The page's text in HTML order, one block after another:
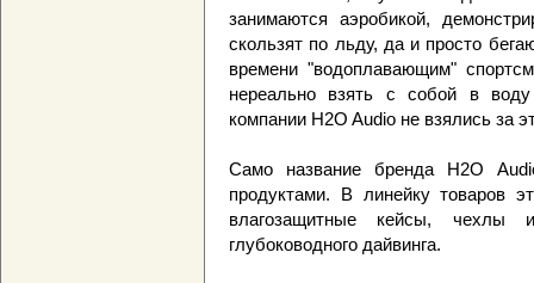
занимаются аэробикой,
скользят по льду, да и просто
времени "водоплавающим"
нереально взять с собой в
компании H2O Audio не взялись за
Само название бренда H2O
продуктами. В линейку товаров
влагозащитные кейсы,
глубоководного дайвинга.